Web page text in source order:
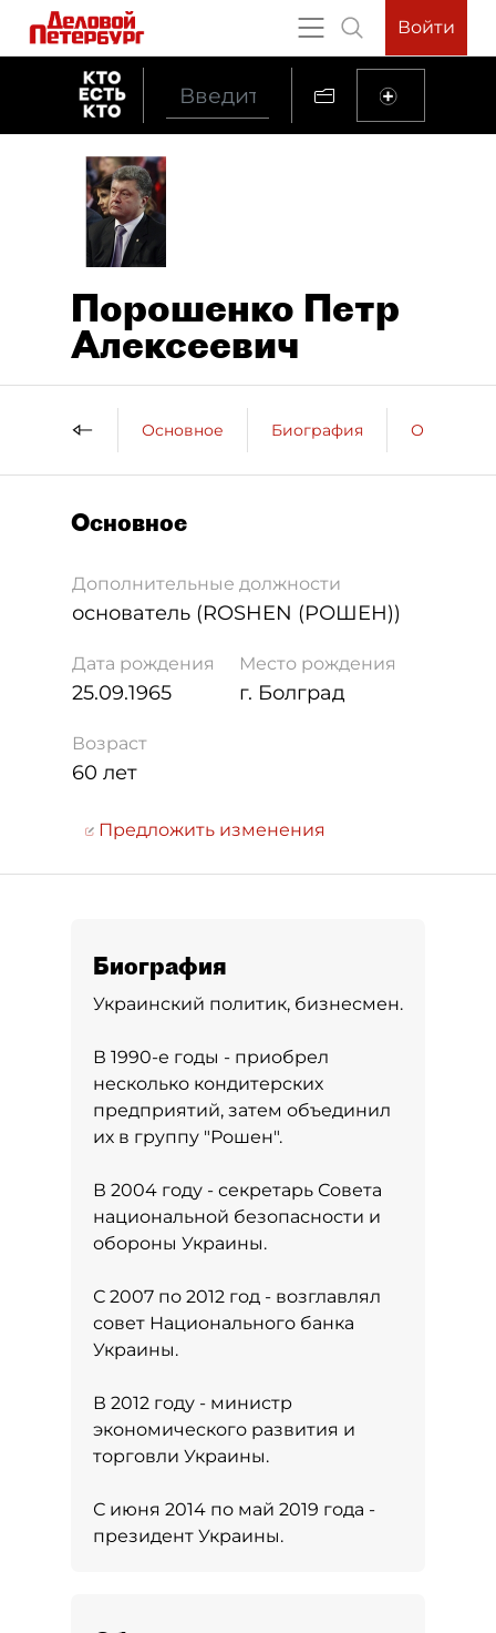
Войти
Порошенко Петр
Алексеевич
Основное Биография
Основное
Дополнительные должности
основатель (ROSHEN (РОШЕН))
Дата рождения
25.09.1965
Место рождения
г. Болград
Возраст
60 лет
Предложить изменения
Биография
Украинский политик, бизнесмен.
В 1990-е годы - приобрел
несколько кондитерских
предприятий, затем объединил
их в группу "Рошен".
В 2004 году - секретарь Совета
национальной безопасности и
обороны Украины.
С 2007 по 2012 год - возглавлял
совет Национального банка
Украины.
В 2012 году - министр
экономического развития и
торговли Украины.
С июня 2014 по май 2019 года -
президент Украины.